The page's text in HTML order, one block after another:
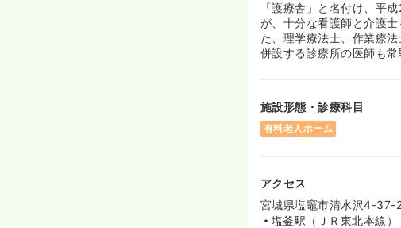
「護療舎」と名付け、平
が、十分な看護師と介護
た、理学療法士、作業療
併設する診療所の医師も
施設形態・診療科目
有料老人ホーム
アクセス
宮城県塩竈市清水沢4-37-
塩釜駅（ＪＲ東北本線）